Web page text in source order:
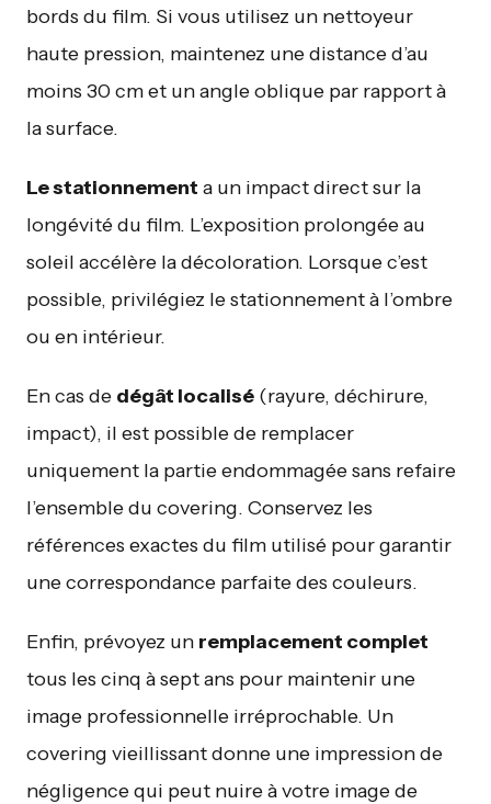
bords du film. Si vous utilisez un nettoyeur
haute pression, maintenez une distance d’au
moins 30 cm et un angle oblique par rapport à
la surface.
Le stationnement a un impact direct sur la
longévité du film. L’exposition prolongée au
soleil accélère la décoloration. Lorsque c’est
possible, privilégiez le stationnement à l’ombre
ou en intérieur.
En cas de dégât localisé (rayure, déchirure,
impact), il est possible de remplacer
uniquement la partie endommagée sans refaire
l’ensemble du covering. Conservez les
références exactes du film utilisé pour garantir
une correspondance parfaite des couleurs.
Enfin, prévoyez un remplacement complet
tous les cinq à sept ans pour maintenir une
image professionnelle irréprochable. Un
covering vieillissant donne une impression de
négligence qui peut nuire à votre image de